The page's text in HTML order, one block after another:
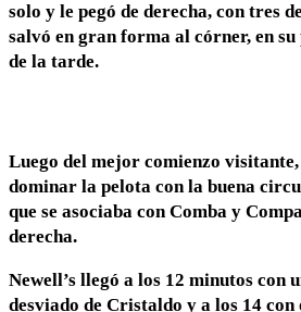
solo y le pegó de derecha, con tres
salvó en gran forma al córner, en
de la tarde.
Luego del mejor comienzo visitante,
dominar la pelota con la buena
que se asociaba con Comba y
derecha.
Newell’s llegó a los 12 minutos con
desviado de Cristaldo y a los 14